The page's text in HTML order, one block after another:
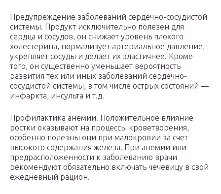
Предупреждение заболеваний сердечно-сосудистой
системы. Продукт исключительно полезен для
сердца и сосудов, он снижает уровень плохого
холестерина, нормализует артериальное давление,
укрепляет сосуды и делает их эластичнее. Кроме
того, он существенно уменьшает вероятность
развития тех или иных заболеваний сердечно-
сосудистой системы, в том числе острых состояний —
инфаркта, инсульта и т.д.
Профилактика анемии. Положительное влияние
ростки оказывают на процессы кроветворения,
особенно полезны они при малокровии за счет
высокого содержания железа. При анемии или
предрасположенности к заболеванию врачи
рекомендуют обязательно включать чечевицу в свой
ежедневный рацион.